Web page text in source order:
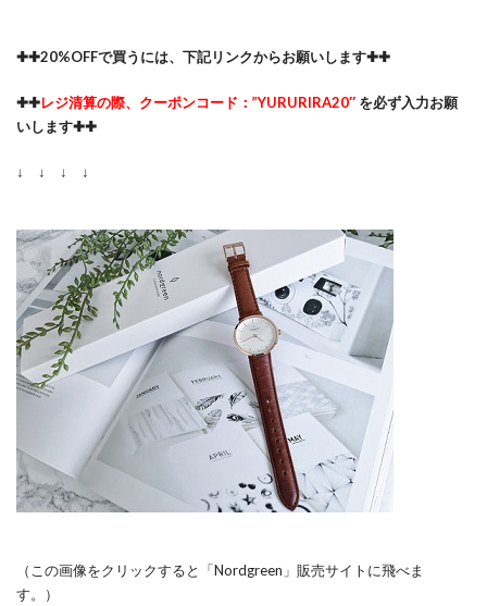
✚✚20%OFFで買うには、下記リンクからお願いします✚✚
✚✚レジ清算の際、クーポンコード：”YURURIRA20″ を必ず入力お願
いします✚✚
↓ ↓ ↓ ↓
（この画像をクリックすると「Nordgreen」販売サイトに飛べま
す。）